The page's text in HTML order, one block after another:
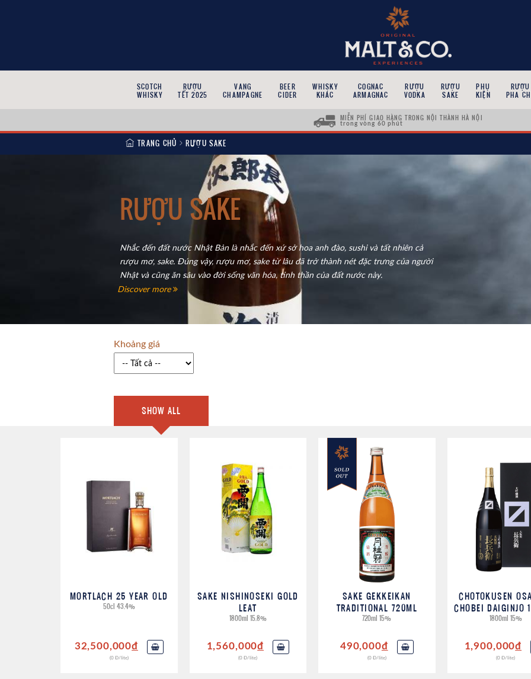
SCOTCH
WHISKY
RƯỢU
TẾT 2025
VANG
CHAMPAGNE
BEER
CIDER
WHISKY
KHÁC
COGNAC
ARMAGNAC
RƯỢU
VODKA
RƯỢU
SAKE
PHỤ
KIỆN
RƯỢU
PHA
MIỄN PHÍ GIAO HÀNG TRONG NỘI THÀNH HÀ NỘI
trong vòng 60 phút
TRANG CHỦ RƯỢU SAKE
RƯỢU SAKE
Nhắc đến đất nước Nhật Bản là nhắc đến xứ sở hoa anh đào, sushi và tất nhiên cả
rượu mơ, sake. Đúng vậy, rượu mơ, sake từ lâu đã trở thành nét đặc trưng của người
Nhật và cũng ăn sâu vào đời sống văn hóa, tinh thần của đất nước này.
Discover more
Khoảng giá
SHOW ALL
MORTLACH 25 YEAR OLD
50cl 43.4%
32,500,000đ
(0 Đ/lite)
SAKE NISHINOSEKI GOLD
LEAT
1800ml 15.8%
1,560,000đ
(0 Đ/lite)
SAKE GEKKEIKAN
TRADITIONAL 720ML
720ml 15%
490,000đ
(0 Đ/lite)
CHOTOKUSEN
CHOBEI DAIGINJO
1800ml 15%
1,900,000đ
(0 Đ/lite)